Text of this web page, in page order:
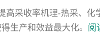
高采收率机理-热采、化
生产和效益最大化。 阅